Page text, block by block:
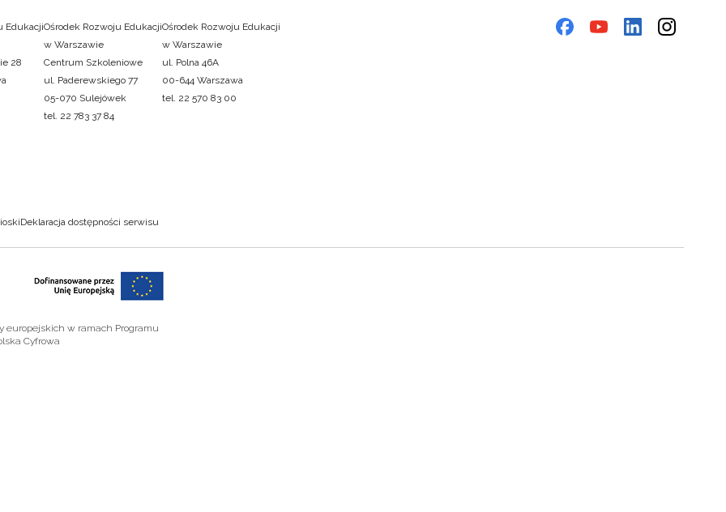
Edukacji
28
Ośrodek Rozwoju Edukacji
w Warszawie
Centrum Szkoleniowe
ul. Paderewskiego 77
05-070 Sulejówek
tel. 22 783 37 84
Ośrodek Rozwoju Edukacji
w Warszawie
ul. Polna 46A
00-644 Warszawa
tel. 22 570 83 00
Deklaracja dostępności serwisu
europejskich w ramach Programu
Cyfrowa